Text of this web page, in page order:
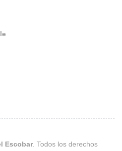
Escobar. Todos los derechos